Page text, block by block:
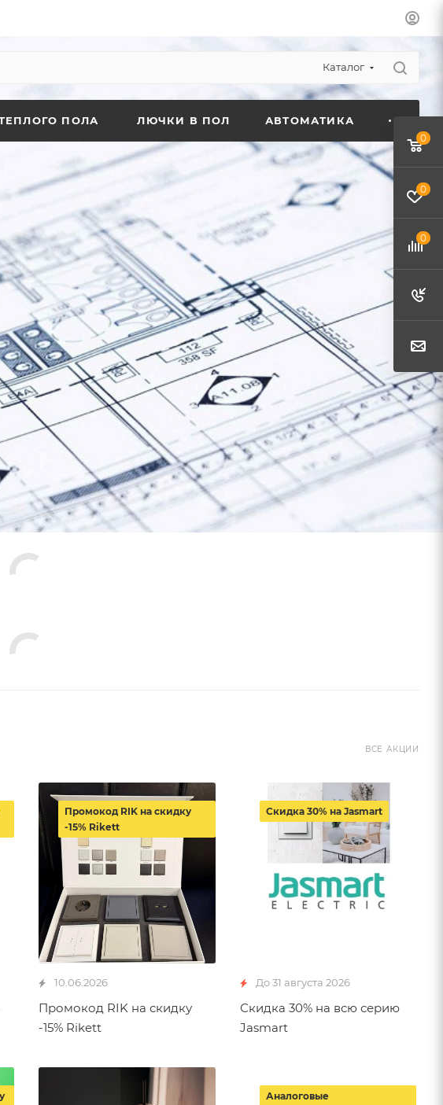
Каталог
ПОЛА ЛЮЧКИ В ПОЛ АВТОМАТИКА
ВСЕ АКЦИИ
10.06.2026
Промокод RIK на скидку
-15% Rikett
Промокод RIK на скидку
-15% Rikett
До 31 августа 2026
Скидка 30% на всю серию
Jasmart
Скидка 30% на Jasmart
Аналоговые
0
0
0